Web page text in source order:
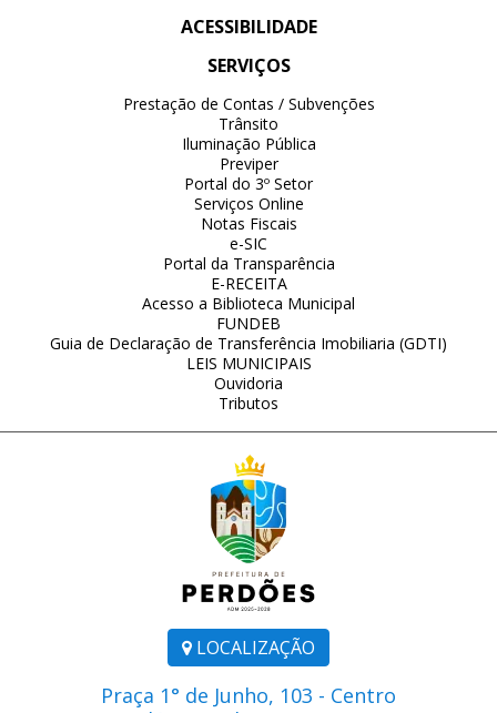
LOCALIZAÇÃO
Praça 1° de Junho, 103 - Centro
ACESSIBILIDADE
SERVIÇOS
Prestação de Contas / Subvenções
Trânsito
Iluminação Pública
Previper
Portal do 3º Setor
Serviços Online
Notas Fiscais
e-SIC
Portal da Transparência
E-RECEITA
Acesso a Biblioteca Municipal
FUNDEB
Guia de Declaração de Transferência Imobiliaria (GDTI)
LEIS MUNICIPAIS
Ouvidoria
Tributos